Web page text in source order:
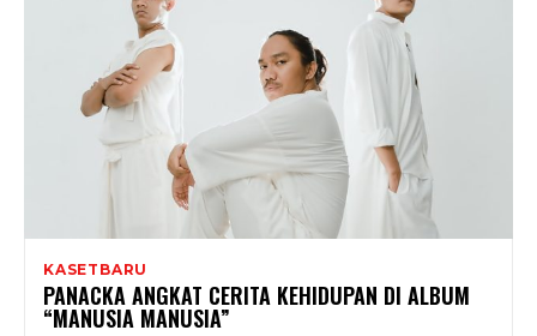
KASETBARU
PANACKA ANGKAT CERITA KEHIDUPAN DI ALBUM
“MANUSIA MANUSIA”